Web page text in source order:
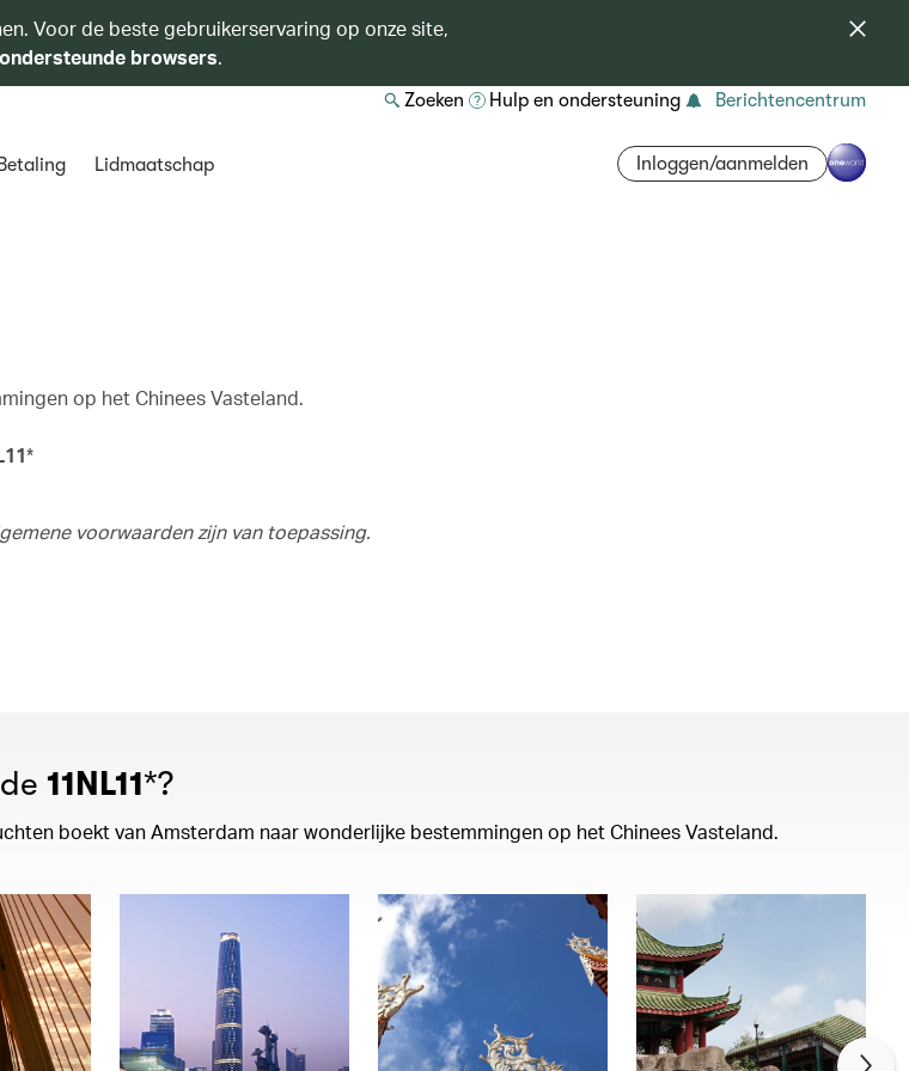
Voor de beste gebruikerservaring op onze site,
browsers.
Zoeken Hulp en ondersteuning Berichtencentrum
Betaling Lidmaatschap Inloggen/aanmelden
op het Chinees Vasteland.
*
voorwaarden zijn van toepassing.
11NL11*?
boekt van Amsterdam naar wonderlijke bestemmingen op het Chinees Vasteland.